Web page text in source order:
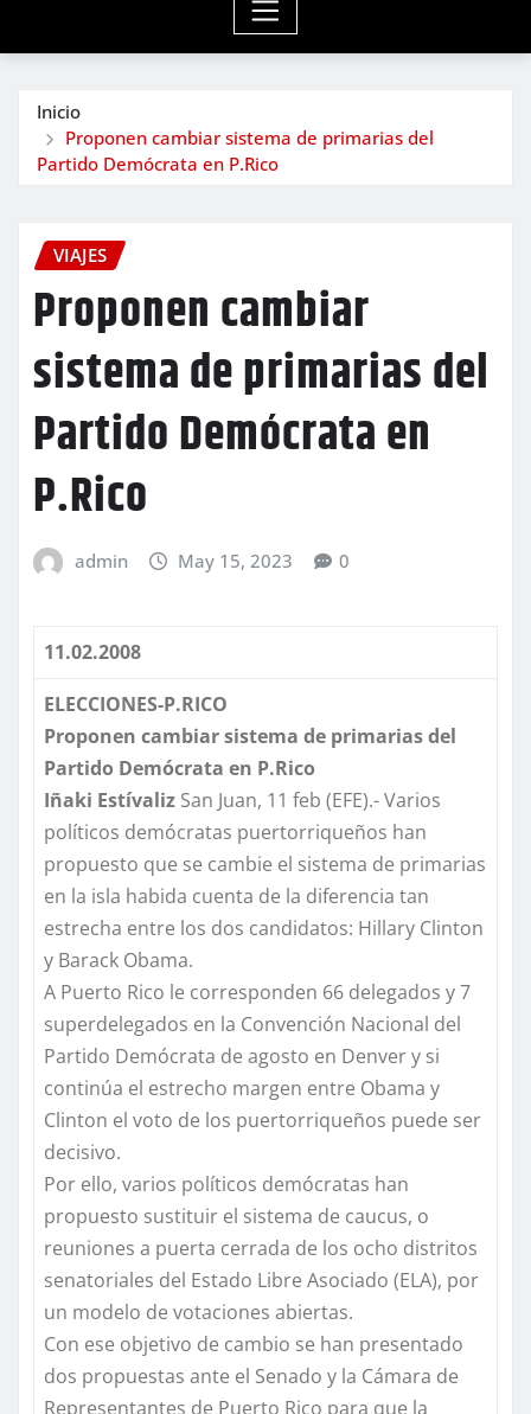
Inicio
Proponen cambiar sistema de primarias del
Partido Demócrata en P.Rico
VIAJES
Proponen cambiar
sistema de primarias del
Partido Demócrata en
P.Rico
admin May 15, 2023 0
11.02.2008
ELECCIONES-P.RICO
Proponen cambiar sistema de primarias del
Partido Demócrata en P.Rico
Iñaki Estívaliz San Juan, 11 feb (EFE).- Varios
políticos demócratas puertorriqueños han
propuesto que se cambie el sistema de primarias
en la isla habida cuenta de la diferencia tan
estrecha entre los dos candidatos: Hillary Clinton
y Barack Obama.
A Puerto Rico le corresponden 66 delegados y 7
superdelegados en la Convención Nacional del
Partido Demócrata de agosto en Denver y si
continúa el estrecho margen entre Obama y
Clinton el voto de los puertorriqueños puede ser
decisivo.
Por ello, varios políticos demócratas han
propuesto sustituir el sistema de caucus, o
reuniones a puerta cerrada de los ocho distritos
senatoriales del Estado Libre Asociado (ELA), por
un modelo de votaciones abiertas.
Con ese objetivo de cambio se han presentado
dos propuestas ante el Senado y la Cámara de
Representantes de Puerto Rico para que la